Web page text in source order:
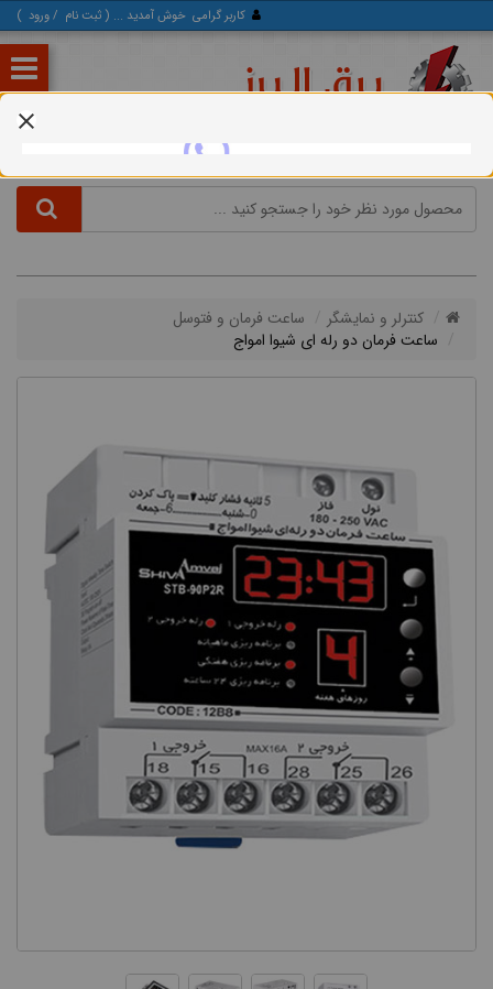
کاربر گرامی خوش آمدید ... ( ثبت‌ نام /ورود )
کنترلر و نمایشگر
ساعت فرمان و فتوسل
ساعت فرمان دو رله ای شیوا امواج